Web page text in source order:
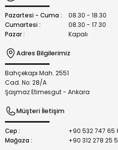
Bu ürüne benzer farklı
Pazartesi - Cuma :
08.30 - 18.30
Cumartesi :
08.30 - 17.30
Pazar :
Kapalı
Adres Bilgilerimiz
Bahçekapı Mah. 2551
Cad. No: 28/A
Şaşmaz Etimesgut - Ankara
Müşteri İletişim
Cep :
+90 532 747 65
Mağaza :
+90 312 278 25